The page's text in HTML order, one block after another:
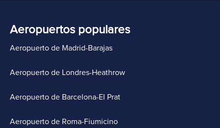
Aeropuertos populares
Aeropuerto de Madrid-Barajas
Aeropuerto de Londres-Heathrow
Aeropuerto de Barcelona-El Prat
Aeropuerto de Roma-Fiumicino